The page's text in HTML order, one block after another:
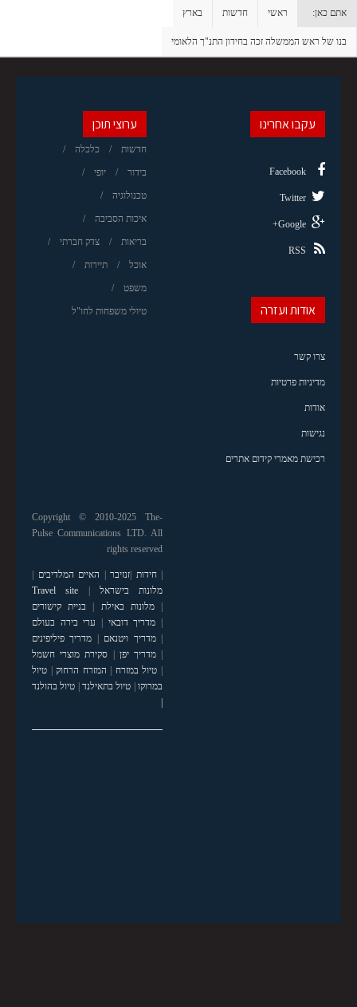
אתם כאן: ראשי חדשות בארץ
בנו של ראש הממשלה זכה בחידון התנ"ך הלאומי
ערוצי תוכן
חדשות כלכלה
בידור יופי
טכנולוגיה
איכות הסביבה
בריאות צדק חברתי
אוכל תיירות
משפט
טיולי משפחות לחו"ל
עקבו אחרינו
Facebook
Twitter
Google+
RSS
אודות ועזרה
צרו קשר
מדיניות פרטיות
אודות
נגישות
רכישת מאמרי קידום אתרים
Copyright © 2010-2025 The-
Pulse Communications LTD. All
rights reserved
|חידות |זנזיבר | האיים המלדיבים |
מלונות בישראל |
Travel site
|מלונות באילת | בניית קישורים
| מדריך דובאי | ערי בירה בעולם
|מדריך ויטנאם | מדריך פיליפינים
|מדריך יפן | סקירת מוצרי חשמל
| טיול במזרח | המזרח הרחוק| טיול
במרוקו| טיול בתאילנד| טיול בהולנד
|